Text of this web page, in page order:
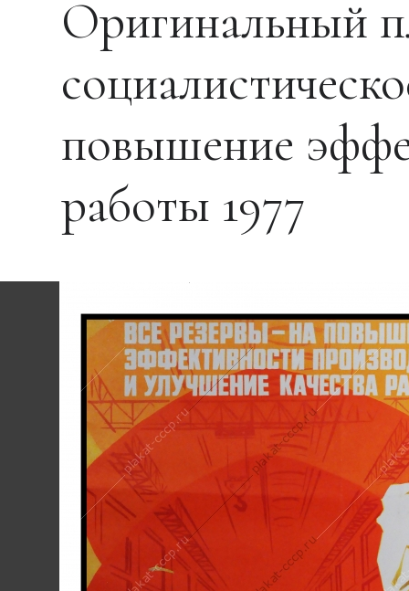
Оригинальный
повышение
работы 1977